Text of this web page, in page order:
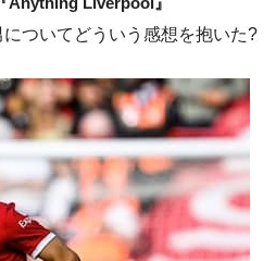
ついてどういう感想を抱いた?